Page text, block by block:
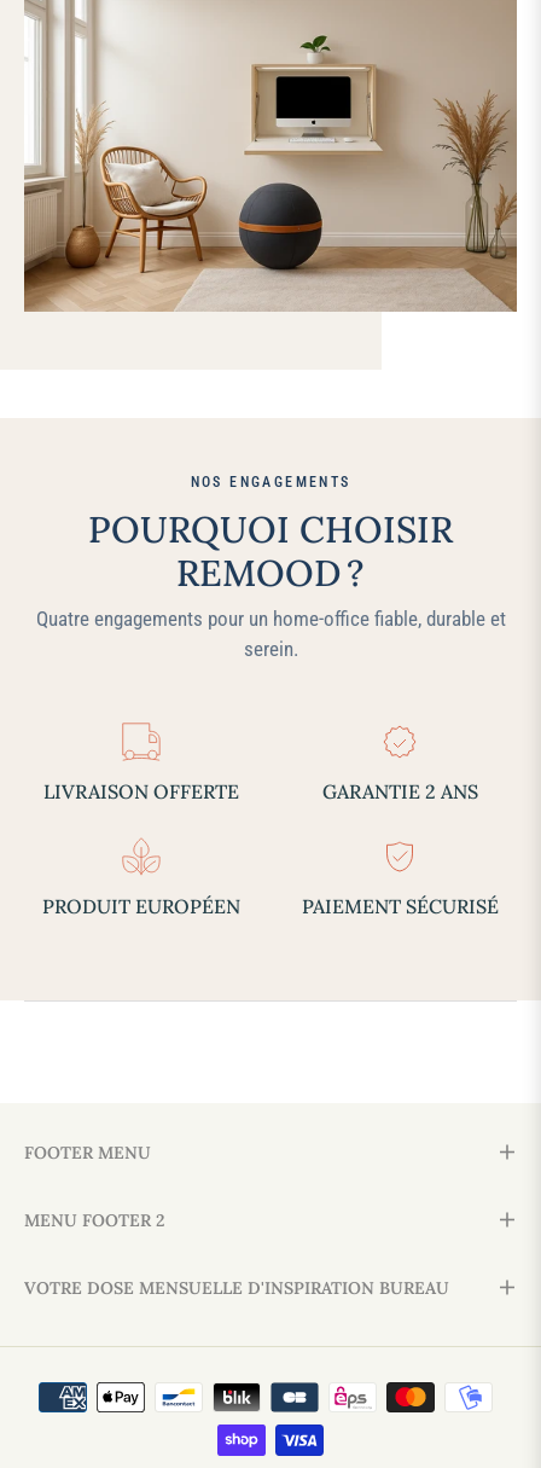
NOS ENGAGEMENTS
POURQUOI CHOISIR
REMOOD ?
Quatre engagements pour un home‑office fiable, durable et
serein.
LIVRAISON OFFERTE GARANTIE 2 ANS
PRODUIT EUROPÉEN PAIEMENT SÉCURISÉ
FOOTER MENU
MENU FOOTER 2
VOTRE DOSE MENSUELLE D'INSPIRATION BUREAU